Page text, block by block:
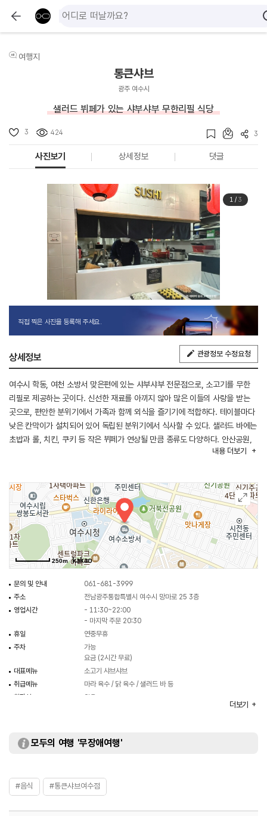
여행지
통큰샤브
광주 여수시
샐러드 뷔페가 있는 샤부샤부 무한리필 식당
3 424 3
사진보기 상세정보 댓글
1/ 3
직접 찍은 사진을 등록해 주세요.
상세정보 관광정보 수정요청
여수시 학동, 여천 소방서 맞은편에 있는 샤부샤부 전문점으로, 소고기를 무한
리필로 제공하는 곳이다. 신선한 재료를 아끼지 않아 많은 이들의 사랑을 받는
곳으로, 편안한 분위기에서 가족과 함께 외식을 즐기기에 적합하다. 테이블마다
낮은 칸막이가 설치되어 있어 독립된 분위기에서 식사할 수 있다. 샐러드 바에는
초밥과 롤, 치킨, 쿠키 등 작은 뷔페가 연상될 만큼 종류도 다양하다. 안산공원,
내용 더보기
250m
문의 및 안내
061-681-3999
주소
전남광주통합특별시 여수시 망마로 25 3층
영업시간
- 11:30~22:00
- 마지막 주문 20:30
휴일
연중무휴
주차
가능
요금 (2시간 무료)
대표메뉴
소고기 샤브샤브
취급메뉴
마라 육수 / 닭 육수 / 샐러드 바 등
화장실
있음
더보기
모두의 여행 '무장애여행'
#음식 #통큰샤브여수점